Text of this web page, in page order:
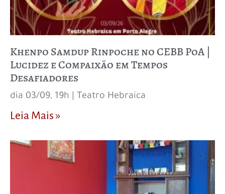
Khenpo Samdup Rinpoche no CEBB PoA |
Lucidez e Compaixão em Tempos
Desafiadores
dia 03/09, 19h | Teatro Hebraica
Leia Mais »